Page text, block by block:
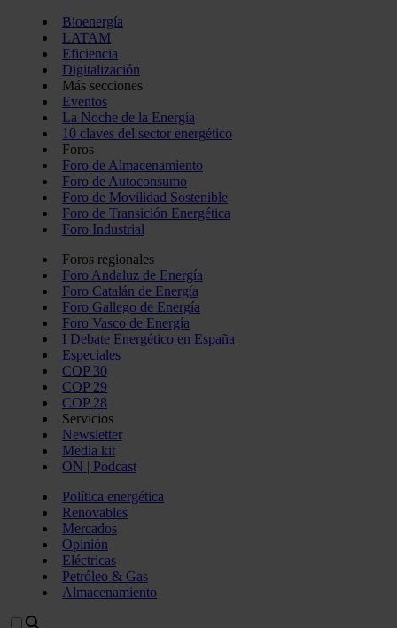
Bioenergía
LATAM
Eficiencia
Digitalización
Más secciones
Eventos
La Noche de la Energía
10 claves del sector energético
Foros
Foro de Almacenamiento
Foro de Autoconsumo
Foro de Movilidad Sostenible
Foro de Transición Energética
Foro Industrial
Foros regionales
Foro Andaluz de Energía
Foro Catalán de Energía
Foro Gallego de Energía
Foro Vasco de Energía
I Debate Energético en España
Especiales
COP 30
COP 29
COP 28
Servicios
Newsletter
Media kit
ON | Podcast
Política energética
Renovables
Mercados
Opinión
Eléctricas
Petróleo & Gas
Almacenamiento